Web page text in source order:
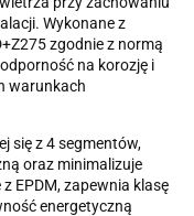
Wykonane z
zgodnie z normą
na korozję i
warunkach
się z 4 segmentów,
oraz minimalizuje
EPDM, zapewnia klasę
energetyczną